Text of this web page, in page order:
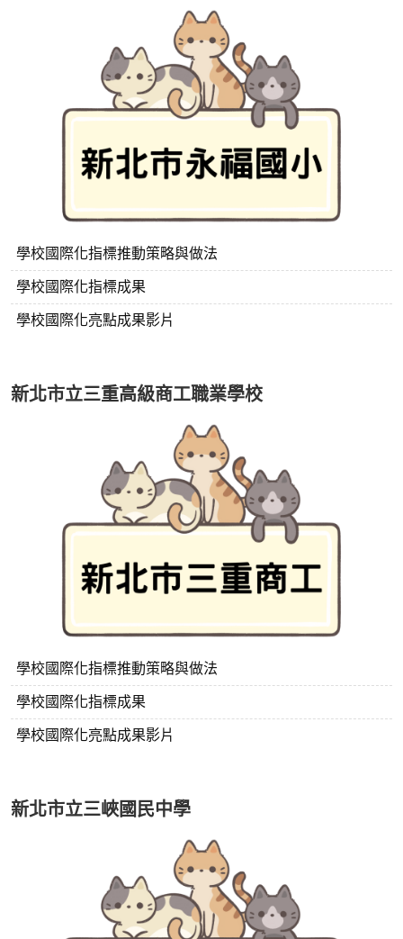
學校國際化指標推動策略與做法
學校國際化指標成果
學校國際化亮點成果影片
新北市立三重高級商工職業學校
學校國際化指標推動策略與做法
學校國際化指標成果
學校國際化亮點成果影片
新北市立三峽國民中學